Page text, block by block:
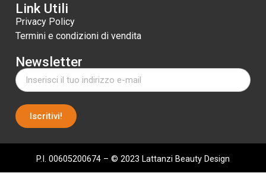
Link Utili
Privacy Policy
Termini e condizioni di vendita
Newsletter
Iscritivi!
P.I. 00605200674 – © 2023 Lattanzi Beauty Design